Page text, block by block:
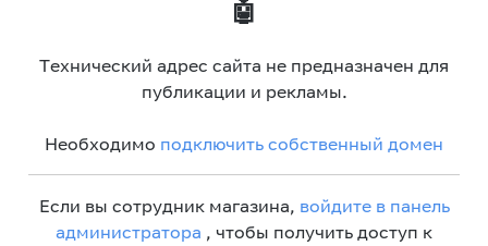
🤖
Технический адрес сайта не предназначен для
публикации и рекламы.
Необходимо подключить собственный домен
Если вы сотрудник магазина, войдите в панель
администратора , чтобы получить доступ к